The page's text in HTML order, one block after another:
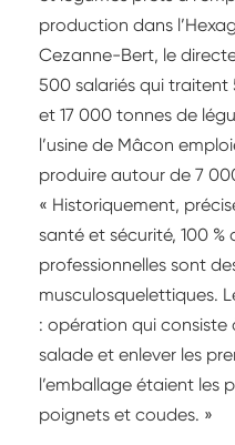
production dans
Cezanne-Bert, le
500 salariés qui
et 17 000 tonnes de
l’usine de Mâcon
produire autour de 7
« Historiquement,
santé et sécurité, 100 %
professionnelles sont
musculosquelettiques.
: opération qui
salade et enlever les
l’emballage étaient les
poignets et coudes. »